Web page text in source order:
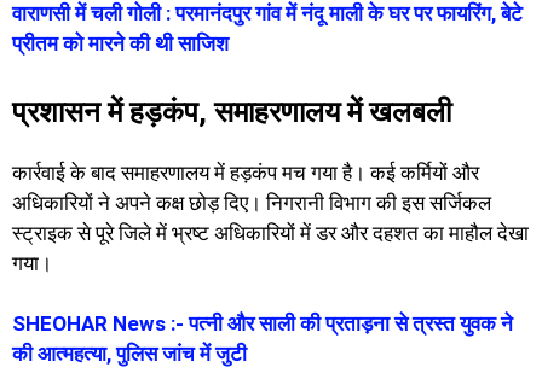
वाराणसी में चली गोली : परमानंदपुर गांव में नंदू माली के घर पर फायरिंग, बेटे
प्रीतम को मारने की थी साजिश
प्रशासन में हड़कंप, समाहरणालय में खलबली
कार्रवाई के बाद समाहरणालय में हड़कंप मच गया है। कई कर्मियों और
अधिकारियों ने अपने कक्ष छोड़ दिए। निगरानी विभाग की इस सर्जिकल
स्ट्राइक से पूरे जिले में भ्रष्ट अधिकारियों में डर और दहशत का माहौल देखा
गया।
SHEOHAR News :- पत्नी और साली की प्रताड़ना से त्रस्त युवक ने
की आत्महत्या, पुलिस जांच में जुटी